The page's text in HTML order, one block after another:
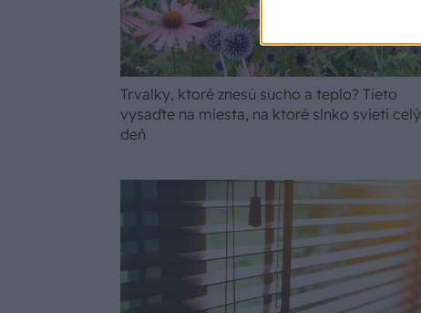
Trvalky, ktoré znesú sucho a teplo? Tieto
vysaďte na miesta, na ktoré slnko svieti celý
deň